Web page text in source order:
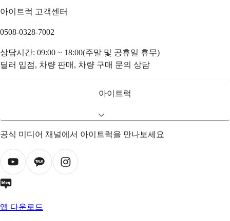
아이트럭 고객센터
0508-0328-7002
상담시간: 09:00 ~ 18:00(주말 및 공휴일 휴무)
딜러 입점, 차량 판매, 차량 구매 문의 상담
아이트럭
공식 미디어 채널에서 아이트럭을 만나보세요
앱 다운로드